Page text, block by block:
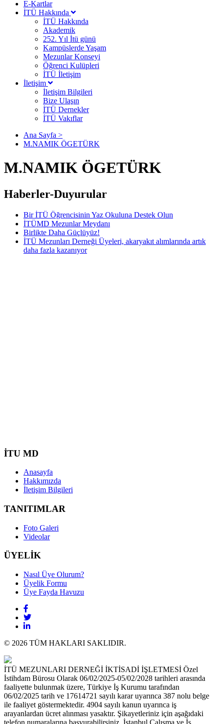
E-Kartlar
İTÜ Hakkında
İTÜ Hakkında
Akademik
252. Yıl İtü günü
Kampüslerde Yaşam
Mezunlar Konseyi
Öğrenci Kulüpleri
İTÜ İletişim
İletişim
İletişim Bilgileri
Bize Ulaşın
İTÜ Dernekler
İTÜ Vakıflar
Ana Sayfa >
M.NAMIK ÖGETÜRK
M.NAMIK ÖGETÜRK
Haberler-Duyurular
Bir İTÜ Öğrencisinin Yaz Okuluna Destek Olun
İTÜMD Mezunlar Meydanı
Birlikte Daha Güçlüyüz!
İTÜ Mezunları Derneği Üyeleri, akaryakıt alımlarında artık
daha fazla kazanıyor
İTU MD
Anasayfa
Hakkımızda
İletişim Bilgileri
TANITIMLAR
Foto Galeri
Videolar
ÜYELİK
Nasıl Üye Olurum?
Üyelik Formu
Üye Fayda Havuzu
© 2026 TÜM HAKLARI SAKLIDIR.
İTÜ MEZUNLARI DERNEĞİ İKTİSADİ İŞLETMESİ Özel
İstihdam Bürosu Olarak 06/02/2025-05/02/2028 tarihleri arasında
faaliyette bulunmak üzere, Türkiye İş Kurumu tarafından
06/02/2025 tarih ve 17614721 sayılı karar uyarınca 387 nolu belge
ile faaliyet göstermektedir. 4904 sayılı kanun uyarınca iş
arayanlardan ücret alınması yasaktır. Şikayetleriniz için aşağıdaki
telefon numaralarına başvurabilirsiniz. İstanbul Çalışma ve İş